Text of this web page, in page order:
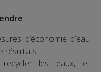
d’économie d’eau
résultats
recycler les eaux, et